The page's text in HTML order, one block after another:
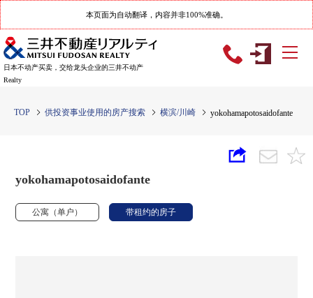
本页面为自动翻译，内容并非100%准确。
日本不动产买卖，交给龙头企业的三井不动产
Realty
TOP 供投资事业使用的房产搜索 横滨/川崎 yokohamapotosaidofante
yokohamapotosaidofante
公寓（单户） 带租约的房子